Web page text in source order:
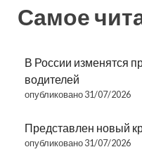
Самое
В России изменятся
водителей
опубликовано 31/07/2026
Представлен новый
опубликовано 31/07/2026